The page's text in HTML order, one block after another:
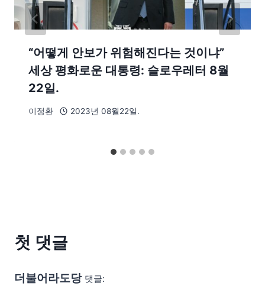
“어떻게 안보가 위험해진다는 것이냐”
세상 평화로운 대통령: 슬로우레터 8월
22일.
이정환 2023년 08월22일.
첫 댓글
더불어라도당 댓글: